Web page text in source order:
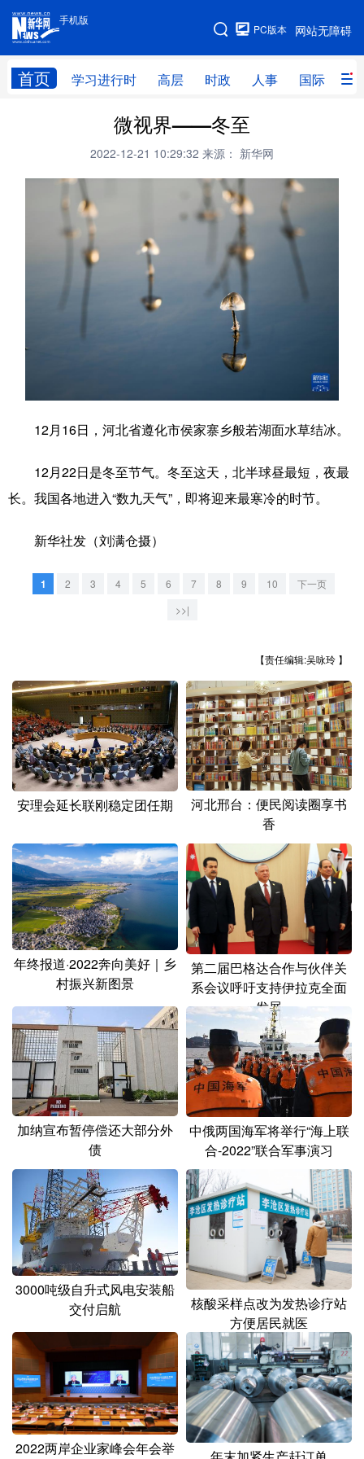
手机版
网站无障碍
PC版本
首页 学习进行时 高层 时政 人事 国际 财
手机版
网站地图
高层 时政
财经 网评
全球连线 教育
体育
书画 健康 军事
视频 图片
金融
信息化
溯源中国
城市 旅游 能源 会展
彩票 娱乐 时尚 悦读
公益 一带一路 亚太网 上市公司
文化产业
地方频道
江苏
浙江 安徽 福建 江西
山东 河南 湖北 湖南
广东 广西 海南 重庆
四川 贵州 云南 西藏
新疆 内蒙古 黑龙江
多语种频道
English Español Français عربى
Русский язык 日本語 한국어
Deutsch Português
微视界——冬至
2022-12-21 10:29:32 来源： 新华网
12月16日，河北省遵化市侯家寨乡般若湖面水草结冰。
12月22日是冬至节气。冬至这天，北半球昼最短，夜最
长。我国各地进入“数九天气”，即将迎来最寒冷的时节。
新华社发（刘满仓摄）
1 2 3 4 5 6 7 8 9 10
下一页
>>|
【责任编辑:吴咏玲 】
安理会延长联刚稳定团任期
河北邢台：便民阅读圈享书
香
年终报道·2022奔向美好｜乡
村振兴新图景
第二届巴格达合作与伙伴关
系会议呼吁支持伊拉克全面
发展
加纳宣布暂停偿还大部分外
债
中俄两国海军将举行“海上联
合-2022”联合军事演习
3000吨级自升式风电安装船
交付启航
核酸采样点改为发热诊疗站
方便居民就医
2022两岸企业家峰会年会举